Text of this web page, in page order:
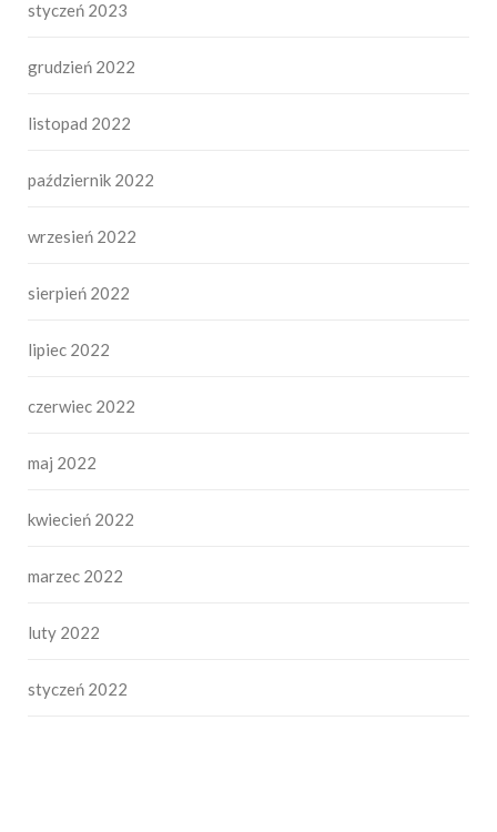
styczeń 2023
grudzień 2022
listopad 2022
październik 2022
wrzesień 2022
sierpień 2022
lipiec 2022
czerwiec 2022
maj 2022
kwiecień 2022
marzec 2022
luty 2022
styczeń 2022